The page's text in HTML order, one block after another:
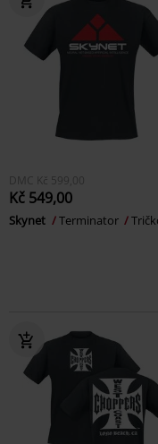
DMC Kč 599,00
Kč 549,00
Skynet Terminator